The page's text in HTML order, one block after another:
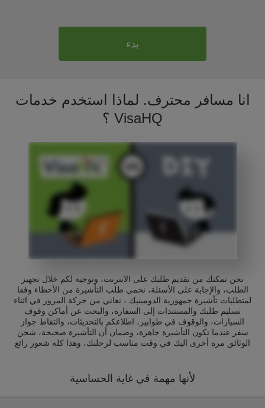
بدء
انا مسافر محترف. لماذا استخدم خدمات
VisaHQ ؟
نحن نمكنك من تقديم طلبك على الانترنت، وتوجيه لكم خلال تجهيز
الطلب، والإجابة على الأسئلة، نحمي طلب التأشيرة من الأخطاء وفقا
لمتطلبات تأشيرة جمهورية الدومينيك ، نعاني من حركة المرور في اثناء
تسليم طلبك والمستندات إلى السفارة، والبحث عن أماكن وقوف
السيارات، والوقوف في طوابير، اطلاعكم بالتحديثات، والتقاط جواز
سفر عندما تكون التأشيرة جاهزة، وضمان أن التأشيرة صحيحة، شحن
الوثائق مرة أخرى اليك في وقت مناسب لرحلتك، وهذا كله شعور رائع
لأنها مهمة في غاية الحساسية